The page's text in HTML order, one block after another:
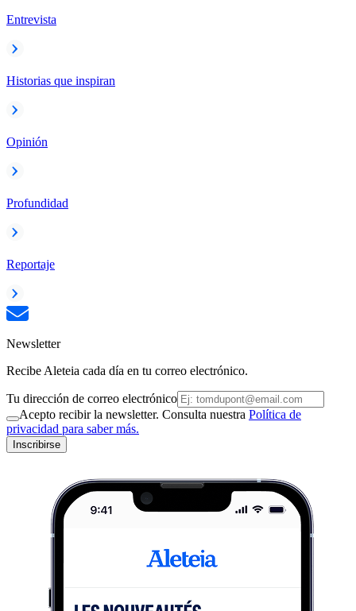
Entrevista
Historias que inspiran
Opinión
Profundidad
Reportaje
Newsletter
Recibe Aleteia cada día en tu correo electrónico.
Tu dirección de correo electrónico
Acepto recibir la newsletter. Consulta nuestra Política de
privacidad para saber más.
Inscribirse